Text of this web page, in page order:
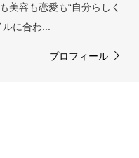
美容も恋愛も“自分らしく
に合わ...
プロフィール